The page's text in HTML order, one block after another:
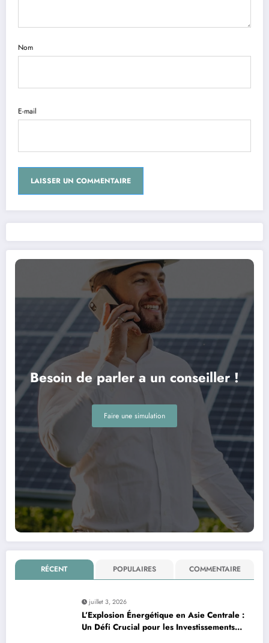
Nom
E-mail
Besoin de parler a un conseiller !
Faire une simulation
RÉCENT POPULAIRES COMMENTAIRE
juillet 3, 2026
L’Explosion Énergétique en Asie Centrale :
Un Défi Crucial pour les Investissements